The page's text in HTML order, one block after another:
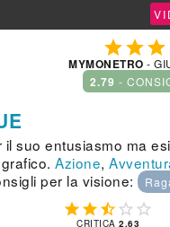

MYMONETRO -
2.79 -
il suo entusiasmo ma
Azione,
per la visione:
    
CRITICA2.63